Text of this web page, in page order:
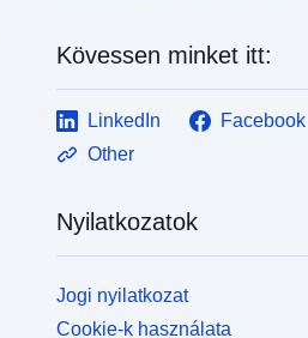
Kövessen minket itt:
LinkedIn Facebook
Other
Nyilatkozatok
Jogi nyilatkozat
Cookie-k használata